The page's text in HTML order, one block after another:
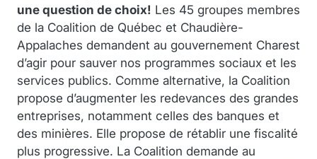
une question de choix! Les 45 groupes membres
de la Coalition de Québec et Chaudière-
Appalaches demandent au gouvernement Charest
d’agir pour sauver nos programmes sociaux et les
services publics. Comme alternative, la Coalition
propose d’augmenter les redevances des grandes
entreprises, notamment celles des banques et
des minières. Elle propose de rétablir une fiscalité
plus progressive. La Coalition demande au